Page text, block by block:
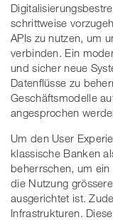
schrittweise
APIs zu nutzen, um
verbinden. Ein
und sicher neue
Datenflüsse zu
Geschäftsmodelle
angesprochen
Um den User
klassische Banken
beherrschen, um
die Nutzung
ausgerichtet ist.
Infrastrukturen.